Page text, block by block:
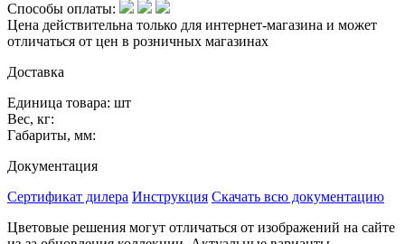
Способы оплаты:
Цена действительна только для интернет-магазина и может
отличаться от цен в розничных магазинах
Доставка
Единица товара: шт
Вес, кг:
Габариты, мм:
Документация
Сертификат дилера Инструкция Скачать всю документацию
Цветовые решения могут отличаться от изображений на сайте